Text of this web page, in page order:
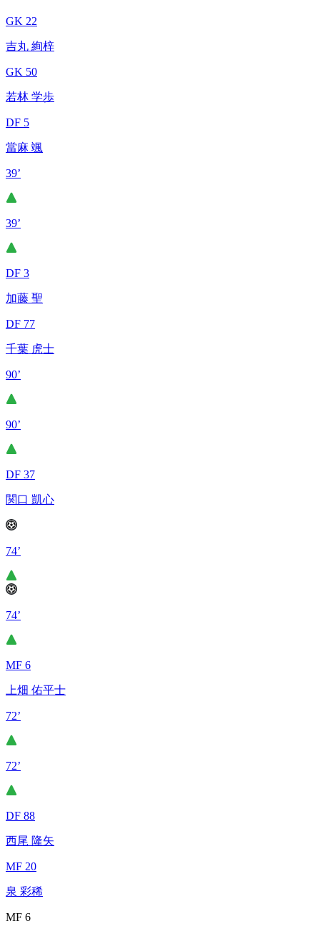
GK 22
吉丸 絢梓
GK 50
若林 学歩
DF 5
當麻 颯
39’
39’
DF 3
加藤 聖
DF 77
千葉 虎士
90’
90’
DF 37
関口 凱心
74’
74’
MF 6
上畑 佑平士
72’
72’
DF 88
西尾 隆矢
MF 20
泉 彩稀
MF 6